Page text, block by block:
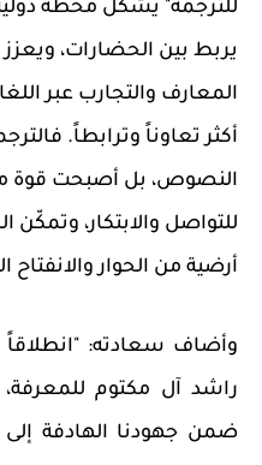
للترجمة" يشكِّل محطة
يربط بين الحضارات، ويعزز
المعارف والتجارب عبر
أكثر تعاوناً وترابطاً.
النصوص، بل أصبحت قوة
للتواصل والابتكار،
أرضية من الحوار والانفتاح
وأضاف سعادته:
راشد آل مكتوم للمعرفة،
ضمن جهودنا الهادفة